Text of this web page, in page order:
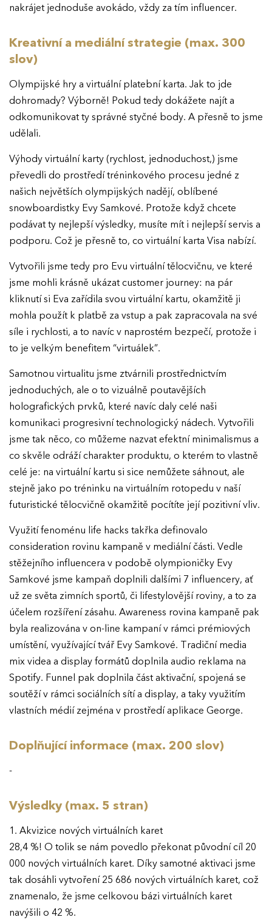
O EFFIE
AKTUALITY
Ročník 2025
Ročník 2023
Ročník 2022
Ročník 2020
Ročník 2018
Ročník 2017
GALERIE
nakrájet jednoduše avokádo, vždy za tím influencer.
Kreativní a mediální strategie (max. 300
slov)
Olympijské hry a virtuální platební karta. Jak to jde
dohromady? Výborně! Pokud tedy dokážete najít a
odkomunikovat ty správné styčné body. A přesně to jsme
udělali.
Výhody virtuální karty (rychlost, jednoduchost,) jsme
převedli do prostředí tréninkového procesu jedné z
našich největších olympijských nadějí, oblíbené
snowboardistky Evy Samkové. Protože když chcete
podávat ty nejlepší výsledky, musíte mít i nejlepší servis a
podporu. Což je přesně to, co virtuální karta Visa nabízí.
Vytvořili jsme tedy pro Evu virtuální tělocvičnu, ve které
jsme mohli krásně ukázat customer journey: na pár
kliknutí si Eva zařídila svou virtuální kartu, okamžitě ji
mohla použít k platbě za vstup a pak zapracovala na své
síle i rychlosti, a to navíc v naprostém bezpečí, protože i
to je velkým benefitem “virtuálek”.
Samotnou virtualitu jsme ztvárnili prostřednictvím
jednoduchých, ale o to vizuálně poutavějších
holografických prvků, které navíc daly celé naši
komunikaci progresivní technologický nádech. Vytvořili
jsme tak něco, co můžeme nazvat efektní minimalismus a
co skvěle odráží charakter produktu, o kterém to vlastně
celé je: na virtuální kartu si sice nemůžete sáhnout, ale
stejně jako po tréninku na virtuálním rotopedu v naší
futuristické tělocvičně okamžitě pocítíte její pozitivní vliv.
Využití fenoménu life hacks takřka definovalo
consideration rovinu kampaně v mediální části. Vedle
stěžejního influencera v podobě olympioničky Evy
Samkové jsme kampaň doplnili dalšími 7 influencery, ať
už ze světa zimních sportů, či lifestylovější roviny, a to za
účelem rozšíření zásahu. Awareness rovina kampaně pak
byla realizována v on-line kampaní v rámci prémiových
umístění, využívající tvář Evy Samkové. Tradiční media
mix videa a display formátů doplnila audio reklama na
Spotify. Funnel pak doplnila část aktivační, spojená se
soutěží v rámci sociálních sítí a display, a taky využitím
vlastních médií zejména v prostředí aplikace George.
Doplňující informace (max. 200 slov)
-
Výsledky (max. 5 stran)
1. Akvizice nových virtuálních karet
28,4 %! O tolik se nám povedlo překonat původní cíl 20
000 nových virtuálních karet. Díky samotné aktivaci jsme
tak dosáhli vytvoření 25 686 nových virtuálních karet, což
znamenalo, že jsme celkovou bázi virtuálních karet
navýšili o 42 %.